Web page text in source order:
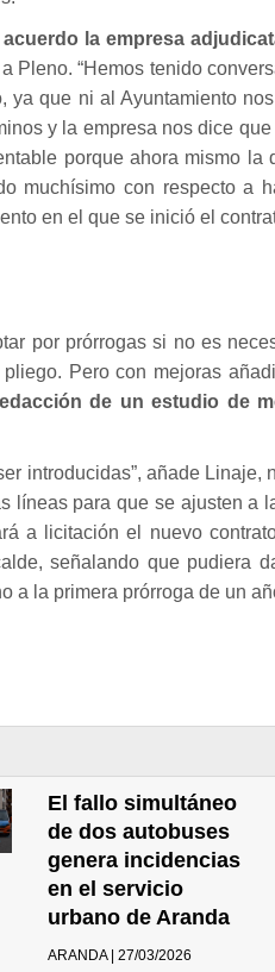
la empresa
Pleno. “Hemos tenido
que ni al Ayuntamiento
y la empresa nos dice
porque ahora mismo la
muchísimo con respecto a
en el que se inició el
por prórrogas si no es
Pero con mejoras
de un estudio de
introducidas”, añade Linaje,
líneas para que se ajusten a
a licitación el nuevo
señalando que pudiera
a la primera prórroga de un
El fallo simultáneo
de dos autobuses
genera incidencias
en el servicio
urbano de Aranda
ARANDA | 27/03/2026